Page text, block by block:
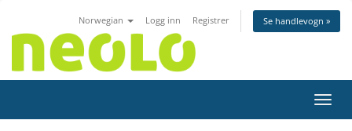
Norwegian Logg inn Registrer Se handlevogn »
Bytt